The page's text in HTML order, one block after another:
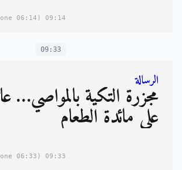
09:14
(06:14 in your timezone)
09:33
الرسالة
مجزرة التكية بالمواصي…
على مائدة الطعام
09:33
(06:33 in your timezone)